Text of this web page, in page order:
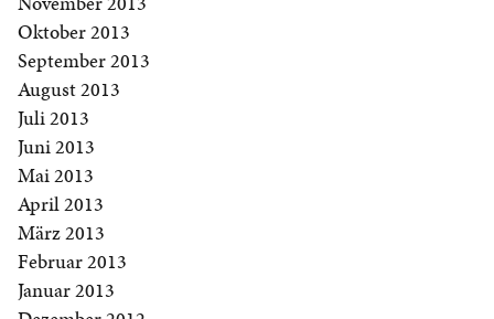
Oktober 2013
September 2013
August 2013
Juli 2013
Juni 2013
Mai 2013
April 2013
März 2013
Februar 2013
Januar 2013